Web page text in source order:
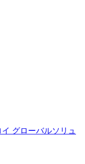
グローバルソリュ